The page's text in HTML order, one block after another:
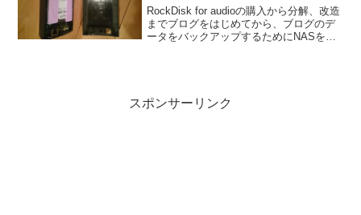
RockDisk for audioの購入から分解、改造
までブログをはじめてから、ブログのデ
ータをバックアップするためにNASを購
スポンサーリンク